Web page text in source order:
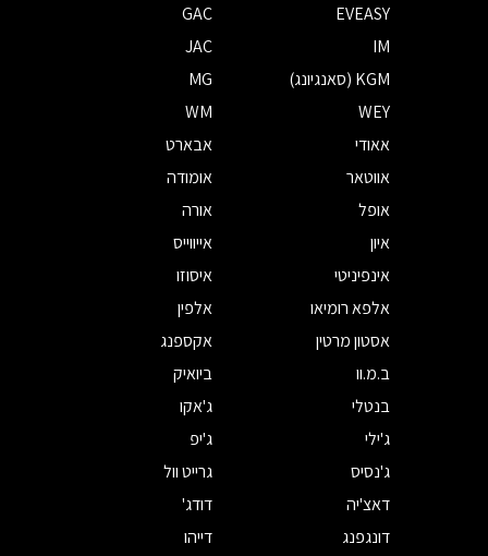
EVEASY
GAC
IM
JAC
KGM (סאנגיונג)
MG
WEY
WM
אאודי
אבארט
אווטאר
אומודה
אופל
אורה
איון
אייווייס
אינפיניטי
איסוזו
אלפא רומיאו
אלפין
אסטון מרטין
אקספנג
ב.מ.וו
ביואיק
בנטלי
ג'אקו
ג'ילי
ג'יפ
ג'נסיס
גרייט וול
דאצ'יה
דודג'
דונגפנג
דייהו